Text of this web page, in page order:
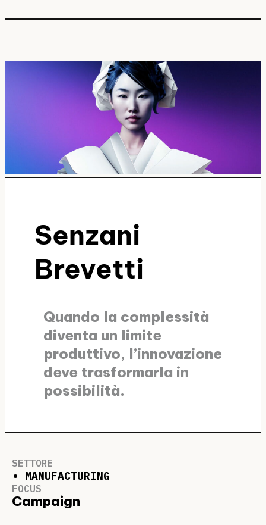
Senzani
Brevetti
Quando la complessità
diventa un limite
produttivo, l’innovazione
deve trasformarla in
possibilità.
SETTORE
• MANUFACTURING
FOCUS
Campaign